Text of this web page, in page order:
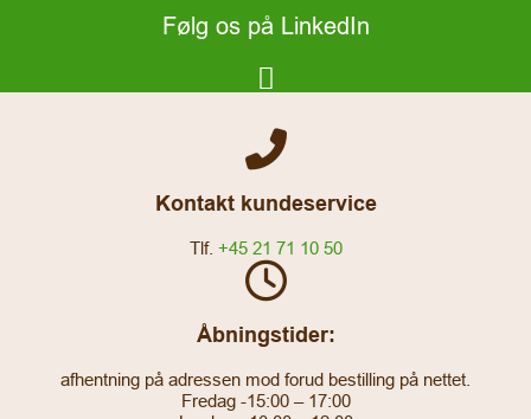
Følg os på LinkedIn
Kontakt kundeservice
Tlf. +45 21 71 10 50
Åbningstider:
afhentning på adressen mod forud bestilling på nettet.
Fredag -15:00 – 17:00